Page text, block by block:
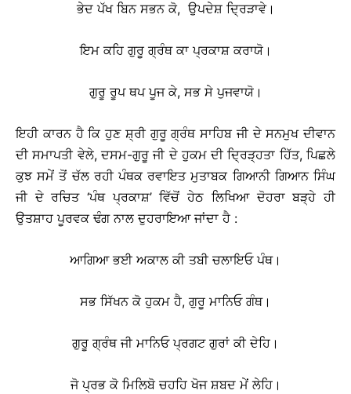
ਭੇਦ ਪੱਖ ਬਿਨ ਸਭਨ ਕੋ, ਉਪਦੇਸ਼ ਦ੍ਰਿੜਾਵੇ।
ਇਮ ਕਹਿ ਗੁਰੂ ਗ੍ਰੰਥ ਕਾ ਪ੍ਰਕਾਸ਼ ਕਰਾਯੋ।
ਗੁਰੂ ਰੂਪ ਥਪ ਪੂਜ ਕੇ, ਸਭ ਸੇ ਪੁਜਵਾਯੋ।
ਇਹੀ ਕਾਰਨ ਹੈ ਕਿ ਹੁਣ ਸ਼੍ਰੀ ਗੁਰੂ ਗ੍ਰੰਥ ਸਾਹਿਬ ਜੀ ਦੇ ਸਨਮੁਖ ਦੀਵਾਨ
ਦੀ ਸਮਾਪਤੀ ਵੇਲੇ, ਦਸਮ-ਗੁਰੂ ਜੀ ਦੇ ਹੁਕਮ ਦੀ ਦ੍ਰਿੜ੍ਹਤਾ ਹਿੱਤ, ਪਿਛਲੇ
ਕੁਝ ਸਮੇਂ ਤੋਂ ਚੱਲ ਰਹੀ ਪੰਥਕ ਰਵਾਇਤ ਮੁਤਾਬਕ ਗਿਆਨੀ ਗਿਆਨ ਸਿੰਘ
ਜੀ ਦੇ ਰਚਿਤ ‘ਪੰਥ ਪ੍ਰਕਾਸ਼’ ਵਿੱਚੋਂ ਹੇਠ ਲਿਖਿਆ ਦੋਹਰਾ ਬੜ੍ਹੇ ਹੀ
ਉਤਸ਼ਾਹ ਪੂਰਵਕ ਢੰਗ ਨਾਲ ਦੁਹਰਾਇਆ ਜਾਂਦਾ ਹੈ :
ਆਗਿਆ ਭਈ ਅਕਾਲ ਕੀ ਤਬੀ ਚਲਾਇਓ ਪੰਥ।
ਸਭ ਸਿੱਖਨ ਕੋ ਹੁਕਮ ਹੈ, ਗੁਰੂ ਮਾਨਿਓ ਗੰਥ।
ਗੁਰੂ ਗ੍ਰੰਥ ਜੀ ਮਾਨਿਓ ਪ੍ਰਗਟ ਗੁਰਾਂ ਕੀ ਦੇਹਿ।
ਜੋ ਪ੍ਰਭ ਕੋ ਮਿਲਿਬੋ ਚਹਹਿ ਖੋਜ ਸ਼ਬਦ ਮੇਂ ਲੇਹਿ।